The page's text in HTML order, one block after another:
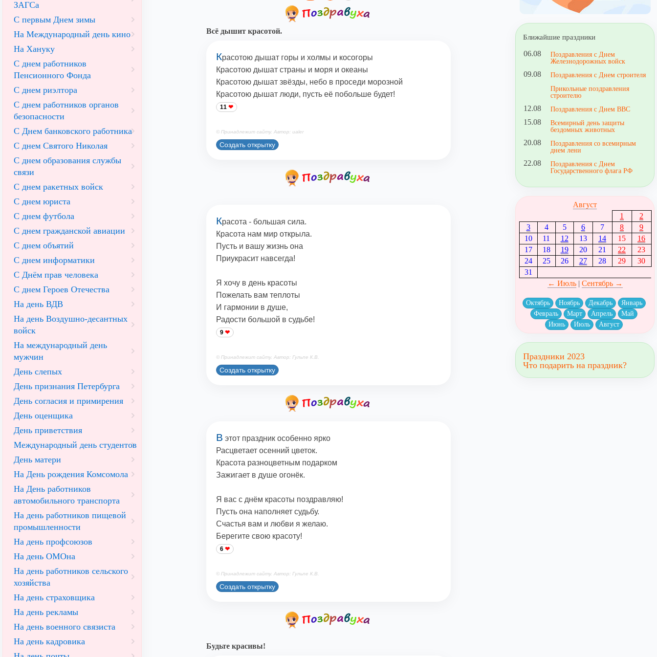
Всё дышит красотой.
Красотою дышат горы и холмы и косогоры
Красотою дышат страны и моря и океаны
Красотою дышат звёзды, небо в проседи морозной
Красотою дышат люди, пусть её побольше будет!
11
© Принадлежит сайту. Автор: ualer
Создать открытку
Красота - большая сила.
Красота нам мир открыла.
Пусть и вашу жизнь она
Приукрасит навсегда!
Я хочу в день красоты
Пожелать вам теплоты
И гармонии в душе,
Радости большой в судьбе!
9
© Принадлежит сайту. Автор: Гульпе К.В.
Создать открытку
В этот праздник особенно ярко
Расцветает осенний цветок.
Красота разноцветным подарком
Зажигает в душе огонёк.
Я вас с днём красоты поздравляю!
Пусть она наполняет судьбу.
Счастья вам и любви я желаю.
Берегите свою красоту!
6
© Принадлежит сайту. Автор: Гульпе К.В.
Создать открытку
Будьте красивы!
ЗАГСа
С первым Днем зимы
На Международный день кино
На Хануку
С днем работников
Пенсионного Фонда
С днем риэлтора
С днем работников органов
безопасности
С Днем банковского работника
С днем Святого Николая
С днем образования службы
связи
С днем ракетных войск
С днем юриста
С днем футбола
С днем гражданской авиации
С днем объятий
С днем информатики
С Днём прав человека
С днем Героев Отечества
На день ВДВ
На день Воздушно-десантных
войск
На международный день
мужчин
День слепых
День признания Петербурга
День согласия и примирения
День оценщика
День приветствия
Международный день студентов
День матери
На День рождения Комсомола
На День работников
автомобильного транспорта
На день работников пищевой
промышленности
На день профсоюзов
На день ОМОна
На день работников сельского
хозяйства
На день страховщика
На день рекламы
На день военного связиста
На день кадровика
Ближайшие праздники
06.08
Поздравления с Днем
Железнодорожных войск
09.08
Поздравления с Днем строителя
Прикольные поздравления
строителю
12.08 Поздравления с Днем ВВС
15.08
Всемирный день защиты
бездомных животных
20.08
Поздравления со всемирным
днем лени
22.08
Поздравления с Днем
Государственного флага РФ
Август
1
2
3
4 5 6 7 8
9
10
11 12 13 14 15
16
17
18 19 20 21 22
23
24
25 26 27 28 29
30
31
← Июль| Сентябрь →
Октябрь Ноябрь Декабрь
Январь
Февраль
Март Апрель
Май
Июнь
Июль Август
Праздники 2023
Что подарить на праздник?